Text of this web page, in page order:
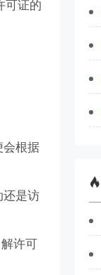
可证的
根据
是访
许可